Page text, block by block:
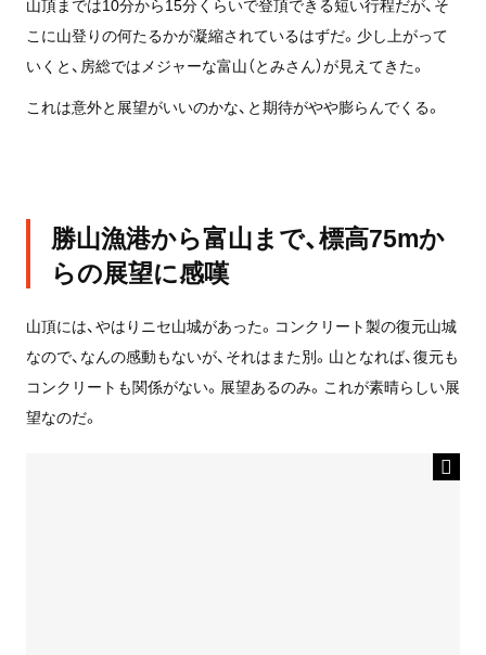
山頂までは10分から15分くらいで登頂できる短い行程だが、そ
こに山登りの何たるかが凝縮されているはずだ。少し上がって
いくと、房総ではメジャーな富山（とみさん）が見えてきた。
これは意外と展望がいいのかな、と期待がやや膨らんでくる。
勝山漁港から富山まで、標高75mか
らの展望に感嘆
山頂には、やはりニセ山城があった。コンクリート製の復元山城
なので、なんの感動もないが、それはまた別。山となれば、復元も
コンクリートも関係がない。展望あるのみ。これが素晴らしい展
望なのだ。